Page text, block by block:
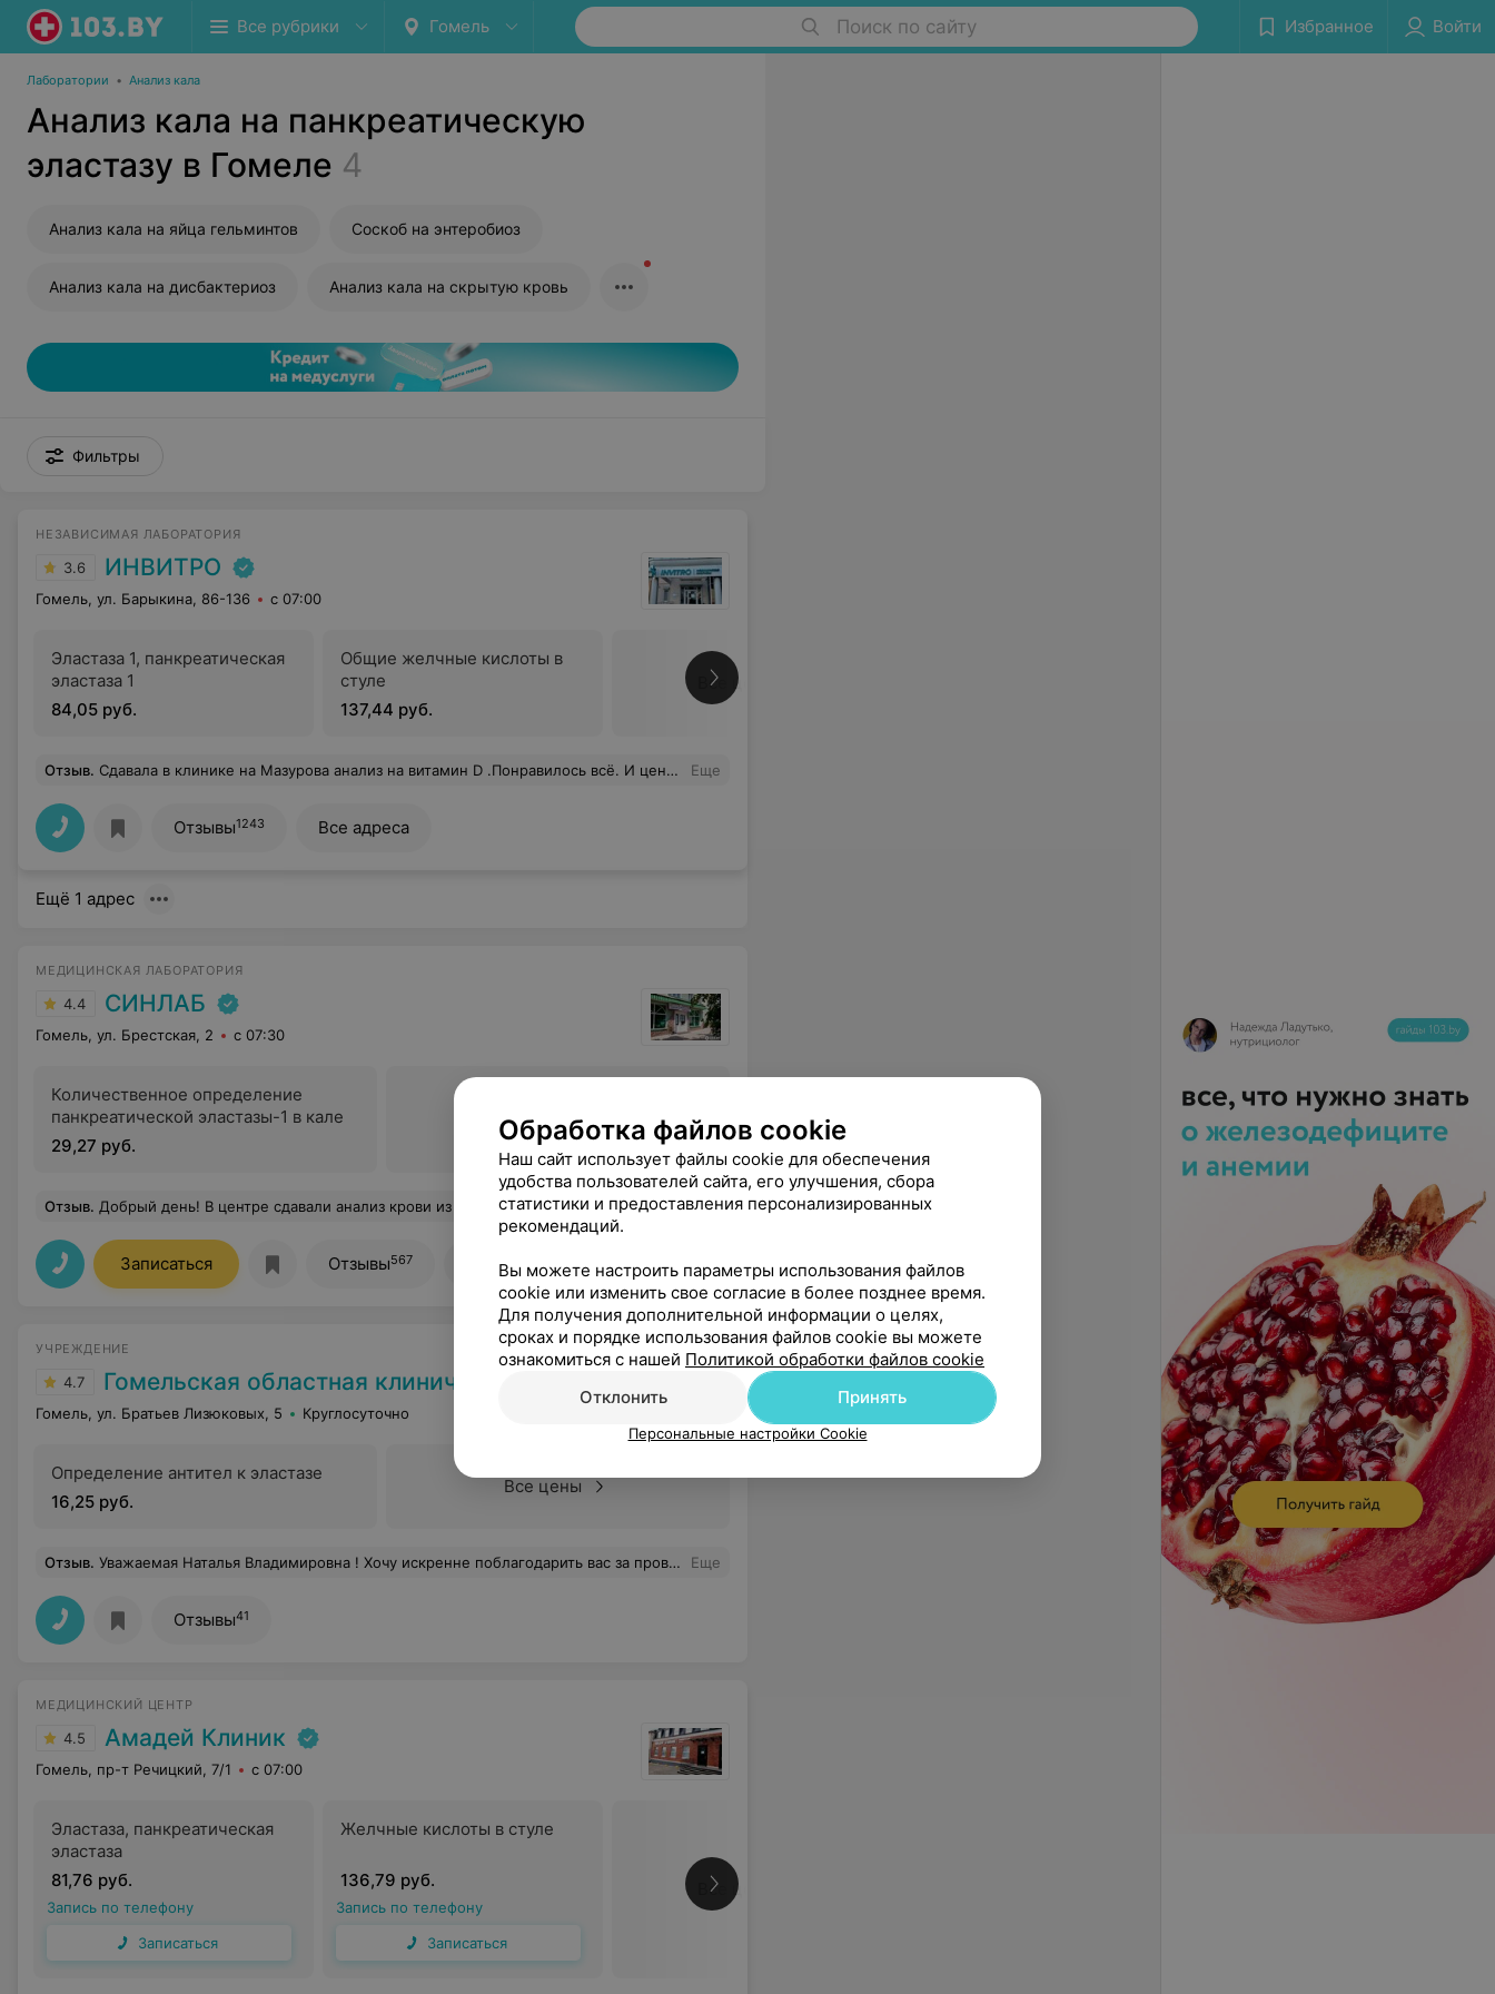
Все рубрики Гомель Поиск по сайту Избранное Войти
Лаборатории • Анализ кала
Анализ кала на панкреатическую
эластазу в Гомеле 4
Анализ кала на яйца гельминтов Соскоб на энтеробиоз
Анализ кала на дисбактериоз Анализ кала на скрытую кровь
Фильтры
НЕЗАВИСИМАЯ ЛАБОРАТОРИЯ
3.6 ИНВИТРО
Гомель, ул. Барыкина, 86-136 с 07:00
Эластаза 1, панкреатическая
эластаза 1
84,05 руб.
Общие желчные кислоты в
стуле
137,44 руб.
Все цены
Отзыв. Сдавала в клинике на Мазурова анализ на витамин D .Понравилось всё. И цена , и администратор на рецепшене , и медперсонал , и быстрая обработка анализов.По рекомендовала этот медицинский центр всем своим знакомым.Спасибо большое за вашу работу. Еще
Отзывы1243 Все адреса
Ещё 1 адрес
МЕДИЦИНСКАЯ ЛАБОРАТОРИЯ
4.4 СИНЛАБ
Гомель, ул. Брестская, 2 с 07:30
Количественное определение
панкреатической эластазы-1 в кале
29,27 руб.
Все цены
Отзыв. Добрый день! В центре сдавали анализ крови из вены ребенку. Все очень хорошо прошло, ребенок даже не почувствовал, хотя она в этом плане очень чувствительна), все работники очень корректны и добры. Осталась довольна. Еще
Записаться Отзывы567 Все адреса
УЧРЕЖДЕНИЕ
4.7 Гомельская областная клиническая больница
Гомель, ул. Братьев Лизюковых, 5 Круглосуточно
Определение антител к эластазе
16,25 руб.
Все цены
Отзыв. Уважаемая Наталья Владимировна ! Хочу искренне поблагодарить вас за проведенную операцию и ваше внимательное отношение на всех этапах лечения. Благодаря вашему профессионализму и заботе я успешно прошла сложный этап восстановления и чувствую себя значительно лучше. Особенно ценю вашу чуткость, терпение и поддержку, которые помогали мне справляться с волнением и трудностями. Вы не только высококвалифицированный специалист, но и очень отзывчивый человек. Желаю вам крепкого здоровья, успехов в работе и благодарных пациентов! С уважением, Тамара Еще
Отзывы41
МЕДИЦИНСКИЙ ЦЕНТР
4.5 Амадей Клиник
Гомель, пр-т Речицкий, 7/1 с 07:00
Эластаза, панкреатическая
эластаза
81,76 руб.
Запись по телефону
Записаться
Желчные кислоты в стуле
136,79 руб.
Запись по телефону
Записаться
Все цены
Обработка файлов cookie
Наш сайт использует файлы cookie для обеспечения
удобства пользователей сайта, его улучшения, сбора
статистики и предоставления персонализированных
рекомендаций.
Вы можете настроить параметры использования файлов
cookie или изменить свое согласие в более позднее время.
Для получения дополнительной информации о целях,
сроках и порядке использования файлов cookie вы можете
ознакомиться с нашей Политикой обработки файлов cookie
Отклонить
Принять
Персональные настройки Cookie